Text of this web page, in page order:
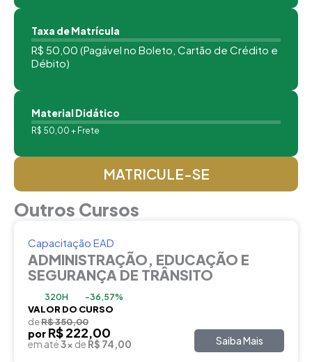
Taxa de Matrícula
R$ 50,00 (Pagável no Boleto, Cartão de Crédito e
Débito)
Material Didático
R$ 50,00 + Frete
MATRICULE-SE
Outros Cursos
Capacitação EAD
ADMINISTRAÇÃO, EDUCAÇÃO E
SEGURANÇA DE TRÂNSITO
320H -36,57%
VALOR DO CURSO
deR$ 350,00
por R$ 222,00
em até3x de R$ 74,00 Saiba Mais